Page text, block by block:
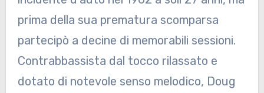
prima della sua prematura scomparsa
partecipò a decine di memorabili sessioni.
Contrabbassista dal tocco rilassato e
dotato di notevole senso melodico, Doug